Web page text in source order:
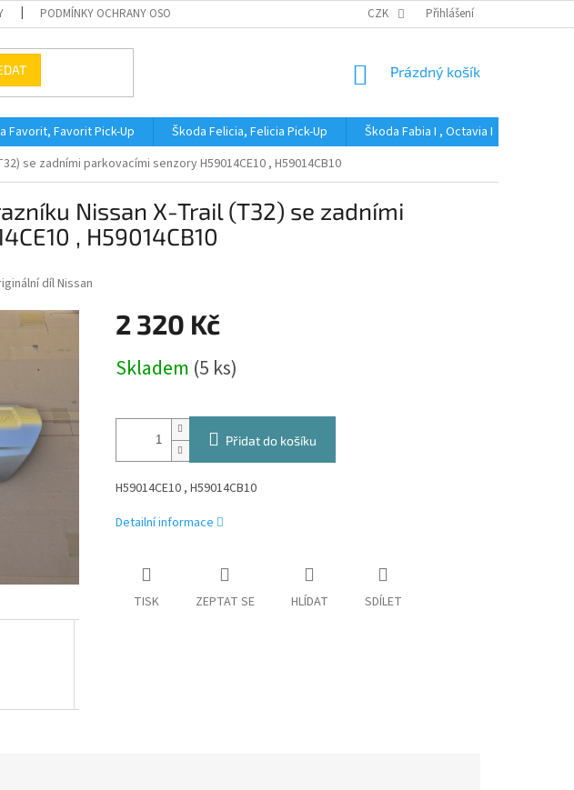
PODMÍNKY OCHRANY OSOBNÍCH ÚDAJŮ CZK Přihlášení
NÁKUPNÍ
Prázdný košík
Favorit, Favorit Pick-Up Škoda Felicia, Felicia Pick-Up Škoda Fabia I , Octavia I
se zadními parkovacími senzory H59014CE10 , H59014CB10
Nissan X-Trail (T32) se zadními
, H59014CB10
díl Nissan
2 320 Kč
cena:
Skladem (5 ks)
Přidat do košíku
H59014CE10 , H59014CB10
Detailní informace
TISK ZEPTAT SE HLÍDAT SDÍLET